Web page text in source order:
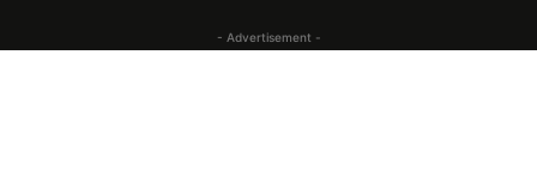
- Advertisement -